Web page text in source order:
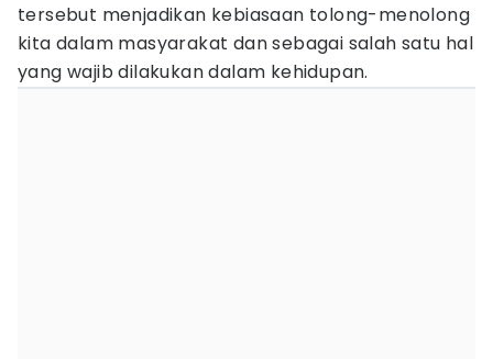
tersebut menjadikan kebiasaan tolong-menolong
kita dalam masyarakat dan sebagai salah satu hal
yang wajib dilakukan dalam kehidupan.